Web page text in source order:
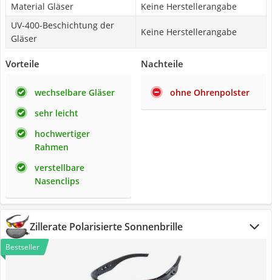
Material Gläser
Keine Herstellerangabe
UV-400-Beschichtung der
Gläser
Keine Herstellerangabe
Vorteile
wechselbare Gläser
sehr leicht
hochwertiger
Rahmen
verstellbare
Nasenclips
Nachteile
ohne Ohrenpolster
Zillerate Polarisierte Sonnenbrille
Bestseller